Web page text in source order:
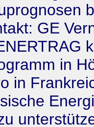
GE
in
in